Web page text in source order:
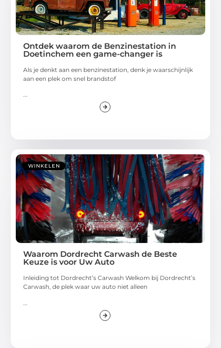
Ontdek waarom de Benzinestation in
Doetinchem een game-changer is
Als je denkt aan een benzinestation, denk je waarschijnlijk
aan een plek om snel brandstof
...
WINKELEN
Waarom Dordrecht Carwash de Beste
Keuze is voor Uw Auto
Inleiding tot Dordrecht’s Carwash Welkom bij Dordrecht’s
Carwash, de plek waar uw auto niet alleen